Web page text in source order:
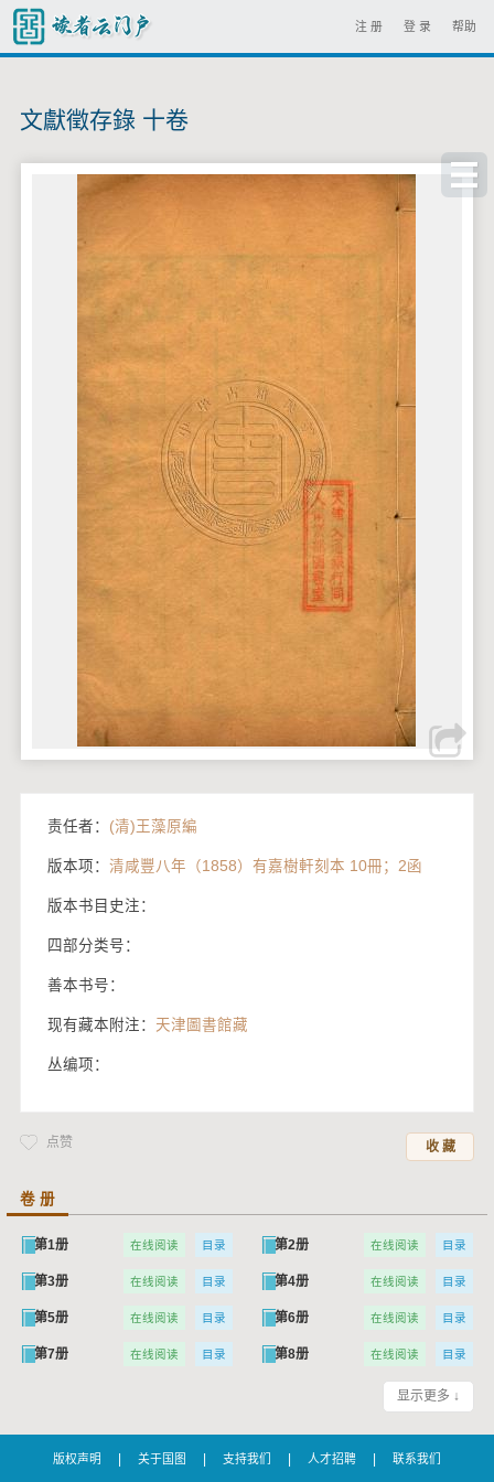
帮助
登 录
注 册
文獻徵存錄 十卷
责任者： (清)王藻原編
版本项： 清咸豐八年（1858）有嘉樹軒刻本 10冊；2函
版本书目史注：
四部分类号：
善本书号：
现有藏本附注： 天津圖書館藏
丛编项：
收 藏
点赞
卷 册
第1册 在线阅读 目录 第2册 在线阅读 目录
第3册 在线阅读 目录 第4册 在线阅读 目录
第5册 在线阅读 目录 第6册 在线阅读 目录
第7册 在线阅读 目录 第8册 在线阅读 目录
在线阅读 目录
显示更多 ↓
版权声明 关于国图 支持我们 人才招聘 联系我们